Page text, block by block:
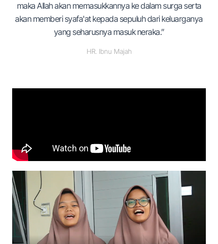
maka Allah akan memasukkannya ke dalam surga serta
akan memberi syafa'at kepada sepuluh dari keluarganya
yang seharusnya masuk neraka.”
HR. Ibnu Majah